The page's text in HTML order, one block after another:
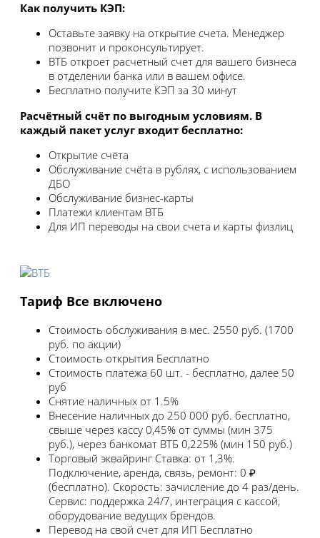
Как получить КЭП:
Оставьте заявку на открытие счета. Менеджер
позвонит и проконсультирует.
ВТБ откроет расчетный счет для вашего бизнеса
в отделении банка или в вашем офисе.
Бесплатно получите КЭП за 30 минут
Расчётный счёт по выгодным условиям. В
каждый пакет услуг входит бесплатно:
Открытие счёта
Обслуживание счёта в рублях, с использованием
ДБО
Обслуживание бизнес-карты
Платежи клиентам ВТБ
Для ИП переводы на свои счета и карты физлиц
Тариф Все включено
Стоимость обслуживания в мес. 2550 руб. (1700
руб. по акции)
Стоимость открытия Бесплатно
Стоимость платежа 60 шт. - бесплатно, далее 50
руб
Снятие наличных от 1.5%
Внесение наличных до 250 000 руб. бесплатно,
свыше через кассу 0,45% от суммы (мин 375
руб.), через банкомат ВТБ 0,225% (мин 150 руб.)
Торговый эквайринг Ставка: от 1,3%.
Подключение, аренда, связь, ремонт: 0 ₽
(бесплатно). Скорость: зачисление до 4 раз/день.
Сервис: поддержка 24/7, интеграция с кассой,
оборудование ведущих брендов.
Перевод на свой счет для ИП Бесплатно